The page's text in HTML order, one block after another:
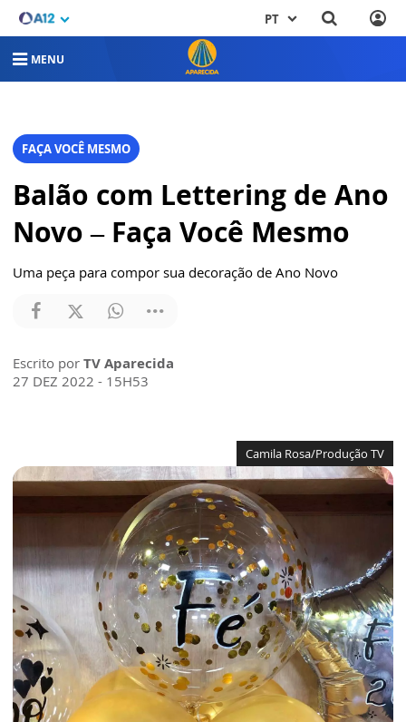
PT
MENU
FAÇA VOCÊ MESMO
Balão com Lettering de Ano
Novo – Faça Você Mesmo
Uma peça para compor sua decoração de Ano Novo
Escrito por TV Aparecida
27 DEZ 2022 - 15H53
Camila Rosa/Produção TV